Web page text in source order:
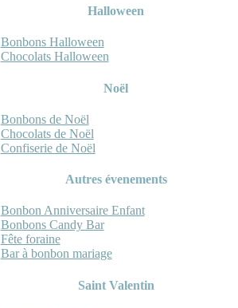
Halloween
Bonbons Halloween
Chocolats Halloween
Noël
Bonbons de Noël
Chocolats de Noël
Confiserie de Noël
Autres évenements
Bonbon Anniversaire Enfant
Bonbons Candy Bar
Fête foraine
Bar à bonbon mariage
Saint Valentin